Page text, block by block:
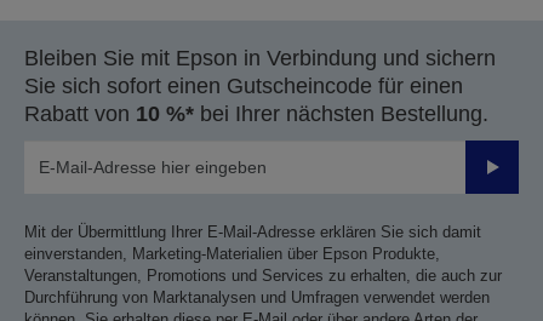
Bleiben Sie mit Epson in Verbindung und sichern
Sie sich sofort einen Gutscheincode für einen
Rabatt von 10 %* bei Ihrer nächsten Bestellung.
Mit der Übermittlung Ihrer E-Mail-Adresse erklären Sie sich damit
einverstanden, Marketing-Materialien über Epson Produkte,
Veranstaltungen, Promotions und Services zu erhalten, die auch zur
Durchführung von Marktanalysen und Umfragen verwendet werden